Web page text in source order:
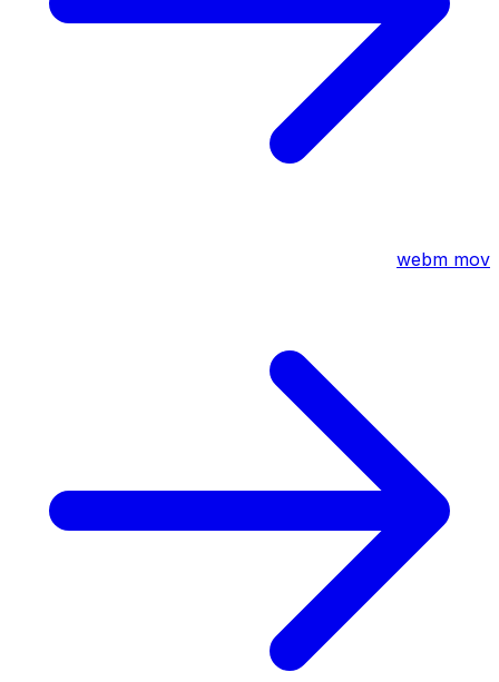
webm mov